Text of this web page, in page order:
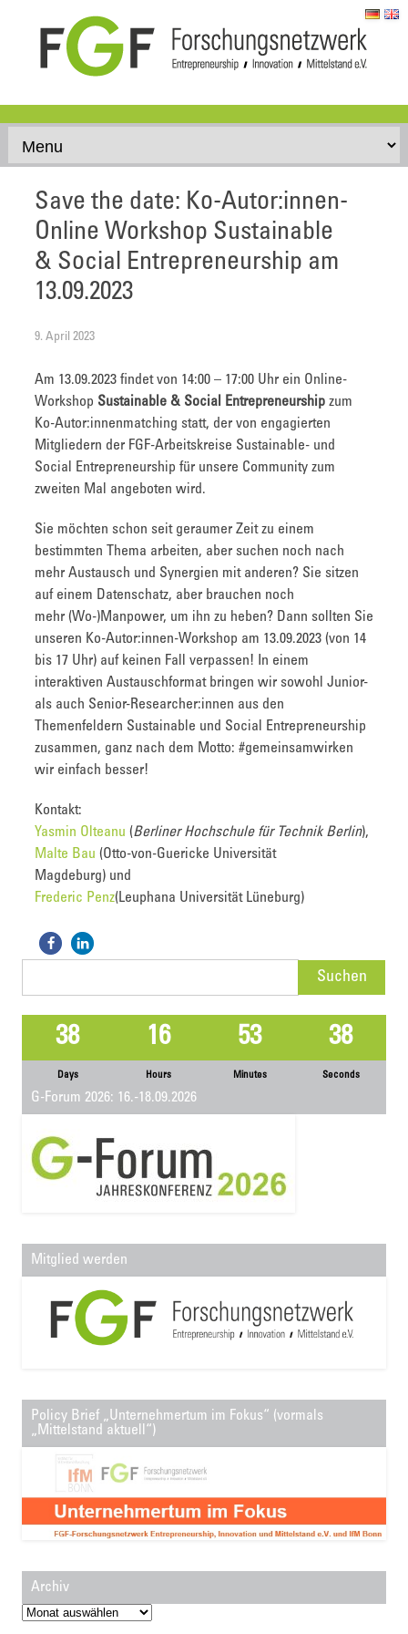
Skip to content
Save the date: Ko-Autor:innen-
Online Workshop Sustainable
& Social Entrepreneurship am
13.09.2023
9. April 2023
Am 13.09.2023 findet von 14:00 – 17:00 Uhr ein Online-
Workshop Sustainable & Social Entrepreneurship zum
Ko-Autor:innenmatching statt, der von engagierten
Mitgliedern der FGF-Arbeitskreise Sustainable- und
Social Entrepreneurship für unsere Community zum
zweiten Mal angeboten wird.
Sie möchten schon seit geraumer Zeit zu einem
bestimmten Thema arbeiten, aber suchen noch nach
mehr Austausch und Synergien mit anderen? Sie sitzen
auf einem Datenschatz, aber brauchen noch
mehr (Wo-)Manpower, um ihn zu heben? Dann sollten Sie
unseren Ko-Autor:innen-Workshop am 13.09.2023 (von 14
bis 17 Uhr) auf keinen Fall verpassen! In einem
interaktiven Austauschformat bringen wir sowohl Junior-
als auch Senior-Researcher:innen aus den
Themenfeldern Sustainable und Social Entrepreneurship
zusammen, ganz nach dem Motto: #gemeinsamwirken
wir einfach besser!
Kontakt:
Yasmin Olteanu (Berliner Hochschule für Technik Berlin),
Malte Bau (Otto-von-Guericke Universität
Magdeburg) und
Frederic Penz(Leuphana Universität Lüneburg)
38
Days
16
Hours
53
Minutes
38
Seconds
G-Forum 2026: 16.-18.09.2026
Mitglied werden
Policy Brief „Unternehmertum im Fokus“ (vormals
„Mittelstand aktuell“)
Archiv
Archiv